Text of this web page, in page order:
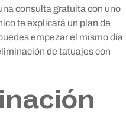
consulta gratuita con uno
te explicará un plan de
empezar el mismo día
de tatuajes con